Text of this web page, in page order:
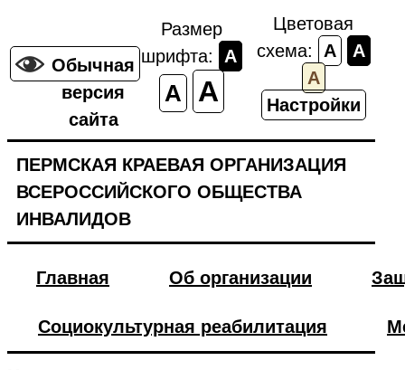
Обычная
версия
сайта
Размер
шрифта:
A
A A
Цветовая
схема:
A
A
A
Настройки
ПЕРМСКАЯ КРАЕВАЯ ОРГАНИЗАЦИЯ
ВСЕРОССИЙСКОГО ОБЩЕСТВА
ИНВАЛИДОВ
Главная Об организации
Социокультурная реабилитация